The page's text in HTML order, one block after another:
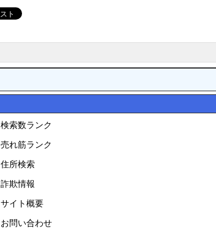
検索数ランク
売れ筋ランク
住所検索
詐欺情報
サイト概要
お問い合わせ